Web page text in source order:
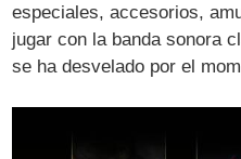
especiales, accesorios,
jugar con la banda sonora
se ha desvelado por el